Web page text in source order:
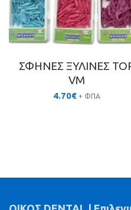
ΣΦΗΝΕΣ ΞΥΛΙΝΕΣ
VM
4.70€ + ΦΠΑ